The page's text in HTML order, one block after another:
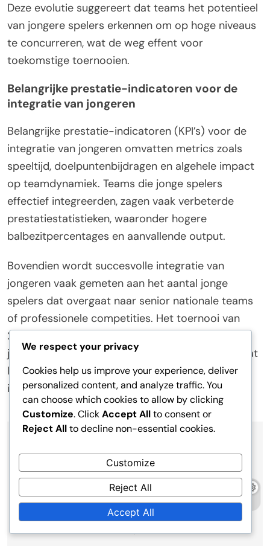
Deze evolutie suggereert dat teams het potentieel
van jongere spelers erkennen om op hoge niveaus
te concurreren, wat de weg effent voor
toekomstige toernooien.
Belangrijke prestatie-indicatoren voor de
integratie van jongeren
Belangrijke prestatie-indicatoren (KPI’s) voor de
integratie van jongeren omvatten metrics zoals
speeltijd, doelpuntenbijdragen en algehele impact
op teamdynamiek. Teams die jonge spelers
effectief integreerden, zagen vaak verbeterde
prestatiestatistieken, waaronder hogere
balbezitpercentages en aanvallende output.
Bovendien wordt succesvolle integratie van
jongeren vaak gemeten aan het aantal jonge
spelers dat overgaat naar senior nationale teams
of professionele competities. Het toernooi van
2017 diende als een platform voor verschillende
jonge talenten om hun vaardigheden te tonen, wat
leidde tot kansen in topclubs en toekomstige
internationale competities.
Post
navigation
FIFA Confederations
Cup 2017: Defensieve
strategieën, Belangrijke
reddingen, Tactische
FIFA Confederations
Cup 2017:
Spelersdoelpunten,
Assists, Sleutelpasses
We respect your privacy
Cookies help us improve your experience, deliver
personalized content, and analyze traffic. You
can choose which cookies to allow by clicking
Customize. ClickAccept Allto consent or
Reject Allto decline non-essential cookies.
Customize
Reject All
Accept All